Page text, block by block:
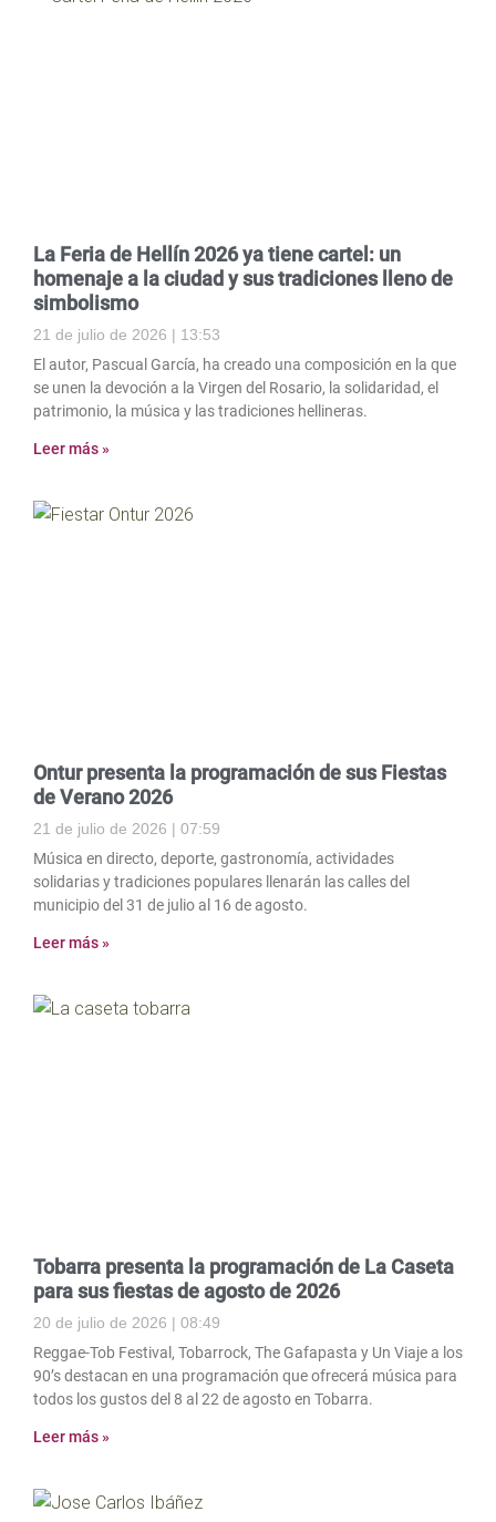
La Feria de Hellín 2026 ya tiene cartel: un
homenaje a la ciudad y sus tradiciones lleno de
simbolismo
21 de julio de 2026
13:53
El autor, Pascual García, ha creado una composición en la que
se unen la devoción a la Virgen del Rosario, la solidaridad, el
patrimonio, la música y las tradiciones hellineras.
Leer más »
Ontur presenta la programación de sus Fiestas
de Verano 2026
21 de julio de 2026
07:59
Música en directo, deporte, gastronomía, actividades
solidarias y tradiciones populares llenarán las calles del
municipio del 31 de julio al 16 de agosto.
Leer más »
Tobarra presenta la programación de La Caseta
para sus fiestas de agosto de 2026
20 de julio de 2026
08:49
Reggae-Tob Festival, Tobarrock, The Gafapasta y Un Viaje a los
90’s destacan en una programación que ofrecerá música para
todos los gustos del 8 al 22 de agosto en Tobarra.
Leer más »